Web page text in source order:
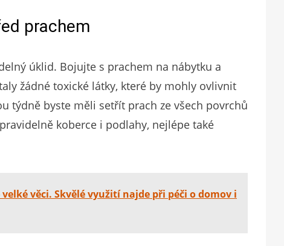
prachem
úklid. Bojujte s prachem na nábytku a
žádné toxické látky, které by mohly ovlivnit
týdně byste měli setřít prach ze všech povrchů
koberce i podlahy, nejlépe také
věci. Skvělé využití najde při péči o domov i